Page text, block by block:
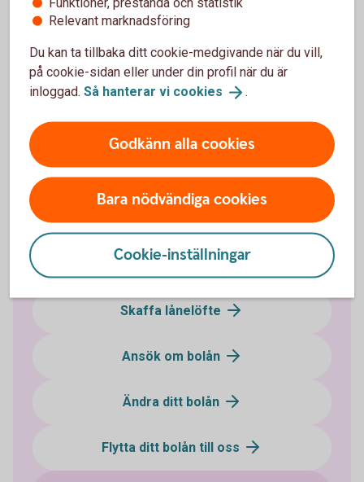
Bolånedirektivet är ett EU-direktiv som innebär ett stärkt
konsumentskydd. Syftet med direktivet är att du som kund
Bolånedirektivet
Låna till bostad
Skaffa lånelöfte
Ansök om bolån
Ändra ditt bolån
Flytta ditt bolån till oss
Relevant marknadsföring
Du kan ta tillbaka ditt cookie-medgivande när du vill,
på cookie-sidan eller under din profil när du är
inloggad. Så hanterar vi cookies .
Godkänn alla cookies
Bara nödvändiga cookies
Cookie-inställningar